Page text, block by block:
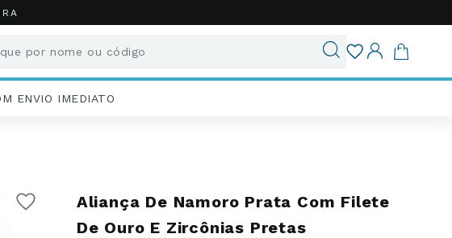
por nome ou código
ENVIO IMEDIATO
Aliança De Namoro Prata Com Filete
De Ouro E Zircônias Pretas
mais buscados
Masculino